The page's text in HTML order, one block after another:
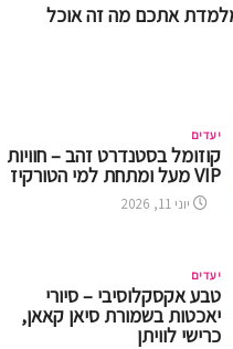
אתכם מה זה אוכל
יעדים
קוזומל בסטנדרט זהב – חוויות
VIP מעל ומתחת למי הטורקיז
יוני 11, 2026
יעדים
טבע אקסקלוסיבי – סיורי
יאכטות בשמורת סיאן קאאן,
כרישי לוויתן